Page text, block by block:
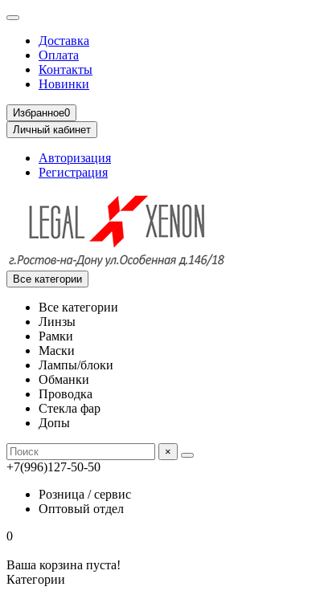
Доставка
Оплата
Контакты
Новинки
Избранное0
Личный кабинет
Авторизация
Регистрация
Все категории
Все категории
Линзы
Рамки
Маски
Лампы/блоки
Обманки
Проводка
Стекла фар
Допы
×
+7(996)127-50-50
Розница / сервис
Оптовый отдел
0
Ваша корзина пуста!
Категории